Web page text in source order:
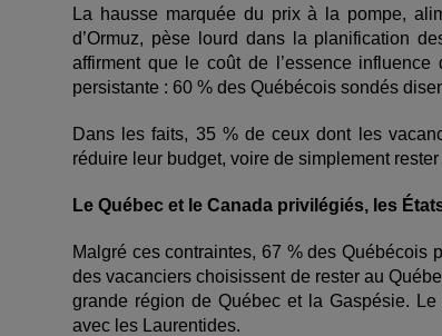
La hausse marquée du prix à la pompe,
d’Ormuz, pèse lourd dans la planification
affirment que le coût de l’essence
persistante : 60 % des Québécois sondés
Dans les faits, 35 % de ceux dont les
réduire leur budget, voire de simplement
Le Québec et le Canada privilégiés, les
Malgré ces contraintes, 67 % des Québécois
des vacanciers choisissent de rester au
grande région de Québec et la Gaspésie.
avec les Laurentides.